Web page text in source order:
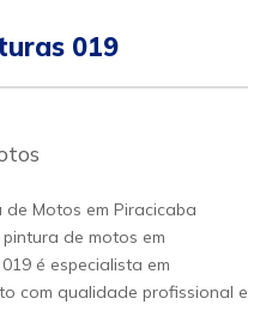
019
Motos em Piracicaba
de motos em
é especialista em
com qualidade profissional e